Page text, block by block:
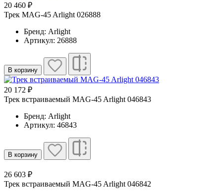
20 460 ₽
Трек MAG-45 Arlight 026888
Бренд: Arlight
Артикул: 26888
В корзину
20 172 ₽
Трек встраиваемый MAG-45 Arlight 046843
Бренд: Arlight
Артикул: 46843
В корзину
26 603 ₽
Трек встраиваемый MAG-45 Arlight 046842